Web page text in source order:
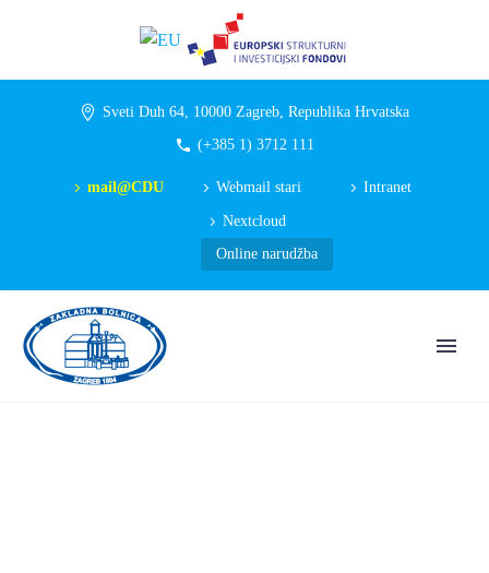
Sveti Duh 64, 10000 Zagreb, Republika Hrvatska
(+385 1) 3712 111
mail@CDU Webmail stari Intranet
Nextcloud
Online narudžba